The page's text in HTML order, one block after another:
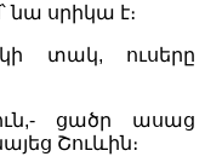
նա սրիկա է։
տակ, ուսերը
ցածր ասաց
Շուևին։